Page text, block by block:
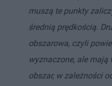
muszą te punkty
średnią prędkością.
obszarowa, czyli
wyznaczone, ale mają
obszar, w zależności